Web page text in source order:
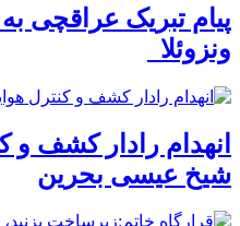
پیام تبریک عراقچی
ونزوئلا
انهدام رادار کشف و
شیخ عیسی بحرین